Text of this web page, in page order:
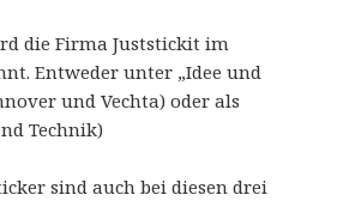
die Firma Juststickit im
Entweder unter „Idee und
und Vechta) oder als
Technik)
sind auch bei diesen drei